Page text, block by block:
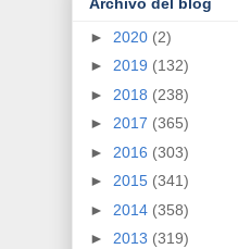
► 2020 (2)
► 2019 (132)
► 2018 (238)
► 2017 (365)
► 2016 (303)
► 2015 (341)
► 2014 (358)
► 2013 (319)